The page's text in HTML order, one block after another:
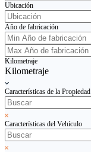
Ubicación
Año de fabricación
Kilometraje
Kilometraje
Características de la Propiedad
Características del Vehículo